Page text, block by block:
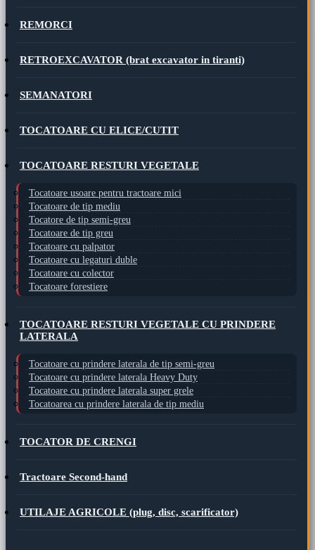
REMORCI
RETROEXCAVATOR (brat excavator in tiranti)
SEMANATORI
TOCATOARE CU ELICE/CUTIT
TOCATOARE RESTURI VEGETALE
Tocatoare usoare pentru tractoare mici
Tocatoare de tip mediu
Tocatore de tip semi-greu
Tocatoare de tip greu
Tocatoare cu palpator
Tocatoare cu legaturi duble
Tocatoare cu colector
Tocatoare forestiere
TOCATOARE RESTURI VEGETALE CU PRINDERE
LATERALA
Tocatoare cu prindere laterala de tip semi-greu
Tocatoare cu prindere laterala Heavy Duty
Tocatoare cu prindere laterala super grele
Tocatoarea cu prindere laterala de tip mediu
TOCATOR DE CRENGI
Tractoare Second-hand
UTILAJE AGRICOLE (plug, disc, scarificator)